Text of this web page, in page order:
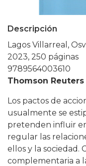
Descripción
Lagos Villarreal,
2023, 250 páginas
9789564003610
Thomson Reuters
Los pactos de
usualmente se
pretenden influir
regular las
ellos y la sociedad.
complementaria a